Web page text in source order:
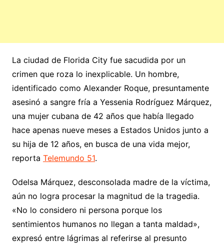
La ciudad de Florida City fue sacudida por un
crimen que roza lo inexplicable. Un hombre,
identificado como Alexander Roque, presuntamente
asesinó a sangre fría a Yessenia Rodríguez Márquez,
una mujer cubana de 42 años que había llegado
hace apenas nueve meses a Estados Unidos junto a
su hija de 12 años, en busca de una vida mejor,
reporta Telemundo 51.
Odelsa Márquez, desconsolada madre de la víctima,
aún no logra procesar la magnitud de la tragedia.
«No lo considero ni persona porque los
sentimientos humanos no llegan a tanta maldad»,
expresó entre lágrimas al referirse al presunto